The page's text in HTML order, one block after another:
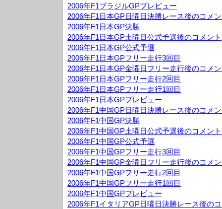
2006年F1ブラジルGPプレビュー
2006年F1日本GP日曜日決勝レース後のコメ
2006年F1日本GP決勝
2006年F1日本GP土曜日公式予選後のコメント
2006年F1日本GP公式予選
2006年F1日本GPフリー走行3回目
2006年F1日本GP金曜日フリー走行後のコメ
2006年F1日本GPフリー走行2回目
2006年F1日本GPフリー走行1回目
2006年F1日本GPプレビュー
2006年F1中国GP日曜日決勝レース後のコメ
2006年F1中国GP決勝
2006年F1中国GP土曜日公式予選後のコメント
2006年F1中国GP公式予選
2006年F1中国GPフリー走行3回目
2006年F1中国GP金曜日フリー走行後のコメ
2006年F1中国GPフリー走行2回目
2006年F1中国GPフリー走行1回目
2006年F1中国GPプレビュー
2006年F1イタリアGP日曜日決勝レース後の